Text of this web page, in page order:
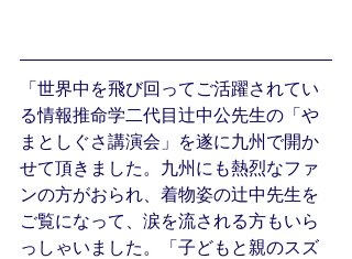
「世界中を飛び回ってご活躍されてい
る情報推命学二代目辻中公先生の「や
まとしぐさ講演会」を遂に九州で開か
せて頂きました。九州にも熱烈なファ
ンの方がおられ、着物姿の辻中先生を
ご覧になって、涙を流される方もいら
っしゃいました。「子どもと親のスズ